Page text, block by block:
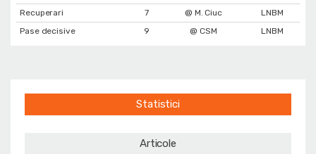
Recuperari
7 @ M. Ciuc
LNBM
Pase decisive
9 @ CSM LNBM
Statistici
Articole